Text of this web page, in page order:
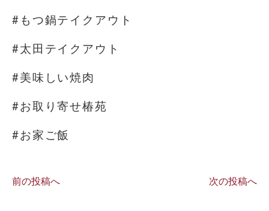
#もつ鍋テイクアウト
#太田テイクアウト
#美味しい焼肉
#お取り寄せ椿苑
#お家ご飯
前の投稿へ 次の投稿へ